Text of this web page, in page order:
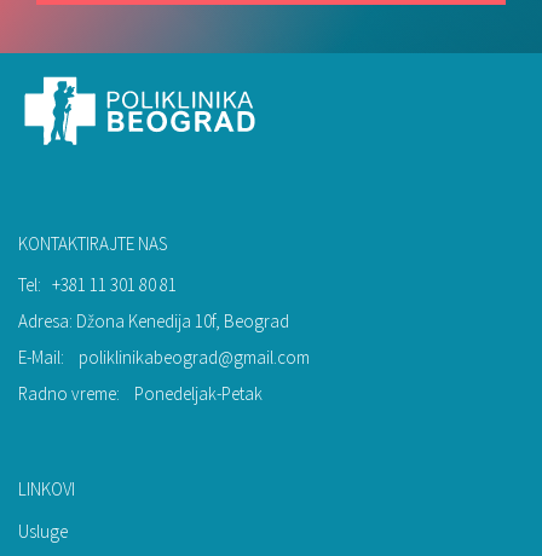
KONTAKTIRAJTE NAS
Tel: +381 11 301 80 81
Adresa: Džona Kenedija 10f, Beograd
E-Mail: poliklinikabeograd@gmail.com
Radno vreme: Ponedeljak-Petak
LINKOVI
Usluge